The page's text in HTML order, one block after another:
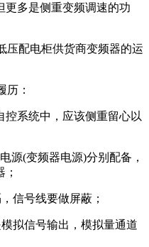
更多是侧重变频调速的功
配电柜供货商变频器的运
：
系统中，应该侧重留心以
(变频器电源)分别配备，
号线要做屏蔽；
拟信号输出，模拟量通道